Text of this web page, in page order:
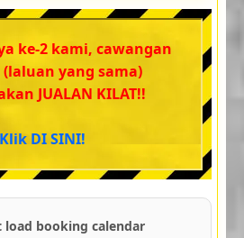
ke-2 kami, cawangan
(laluan yang sama)
JUALAN KILAT!!
Klik DI SINI!
load booking calendar